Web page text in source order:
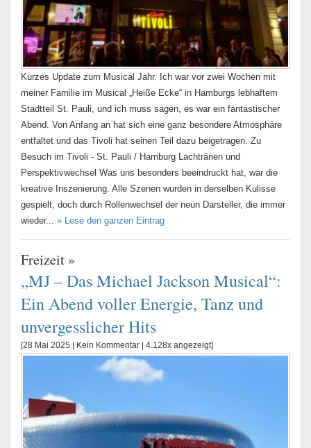
Kurzes Update zum Musical Jahr. Ich war vor zwei Wochen mit
meiner Familie im Musical „Heiße Ecke“ in Hamburgs lebhaftem
Stadtteil St. Pauli, und ich muss sagen, es war ein fantastischer
Abend. Von Anfang an hat sich eine ganz besondere Atmosphäre
entfaltet und das Tivoli hat seinen Teil dazu beigetragen. Zu
Besuch im Tivoli - St. Pauli / Hamburg Lachtränen und
Perspektivwechsel Was uns besonders beeindruckt hat, war die
kreative Inszenierung. Alle Szenen wurden in derselben Kulisse
gespielt, doch durch Rollenwechsel der neun Darsteller, die immer
wieder... » Lese den ganzen Eintrag
Freizeit »
„MJ – Das Michael Jackson Musical“:
Ein Abend voller Energie, Tanz und
unvergesslicher Hits
[28 Mai 2025 | Kein Kommentar | 4.128x angezeigt]